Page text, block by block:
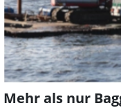
Mehr als nur